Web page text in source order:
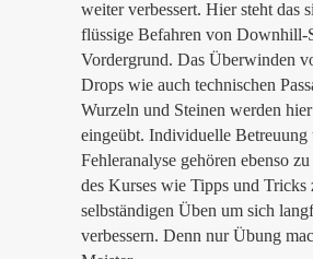
weiter verbessert. Hier steht das
flüssige Befahren von Downhill-
Vordergrund. Das Überwinden
Drops wie auch technischen
Wurzeln und Steinen werden
eingeübt. Individuelle Betreuung
Fehleranalyse gehören ebenso
des Kurses wie Tipps und Tricks
selbständigen Üben um sich
verbessern. Denn nur Übung